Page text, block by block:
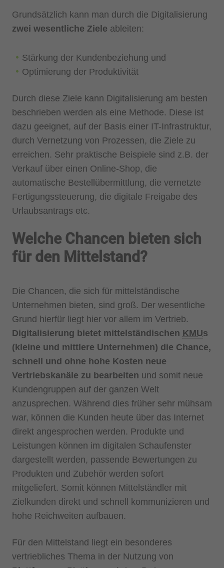
Grundsätzlich kann man durch die Digitalisierung
zwei wesentliche Ziele ableiten:
Stärkung der Kundenbeziehung und
Optimierung der Produktivität
Durch diese Ziele kann Digitalisierung am besten
beschrieben werden als eine Methode. Diese ist
dazu geeignet, auf der Basis einer IT-Infrastruktur,
durch Vernetzung von Prozessen, die Ziele zu
erreichen. Sehr praktische Beispiele sind z.B. der
Verkauf über einen Online-Shop, die
automatische Bestellübermittlung, die vernetzte
Fertigungssteuerung, die digitale Freigabe des
Urlaubsantrags etc.
Welche Chancen bieten sich
für den Mittelstand?
Die Chancen, die sich für mittelständische
Unternehmen bieten, sind groß. Der wesentliche
Grund hierfür liegt hier vor allem im Vertrieb.
Digitalisierung bietet mittelständischen KMUs
(kleine und mittlere Unternehmen) die Chance,
schnell und ohne hohe Kosten neue
Vertriebskanäle zu bearbeiten und somit neue
Kundengruppen auf der ganzen Welt
anzusprechen. Während dies früher sehr mühsam
war, können die Kunden heute über das Internet
direkt angesprochen werden. Produkte und
Leistungen können im digitalen Schaufenster
dargestellt werden, passende Bewertungen zu
Produkten und Zubehör werden sofort
mitgeliefert. Somit können Mittelständler mit
Zielkunden direkt und schnell kommunizieren und
hohe Reichweiten aufbauen.
Für den Mittelstand liegt ein besonderes
vertriebliches Thema in der Nutzung von